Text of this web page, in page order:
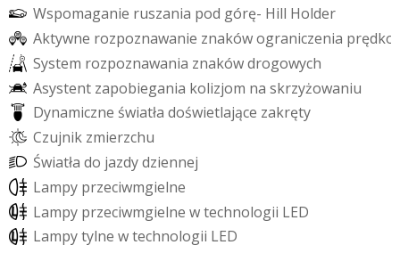
Wspomaganie ruszania pod górę- Hill Holder
Aktywne rozpoznawanie znakówograniczenia prędko
System rozpoznawania znakówdrogowych
Asystent zapobiegania kolizjom na skrzyżowaniu
Dynamiczne światła doświetlające zakręty
Czujnik zmierzchu
Światła do jazdydziennej
Lampy przeciwmgielne
Lampy przeciwmgielne wtechnologii LED
Lampytylne wtechnologii LED